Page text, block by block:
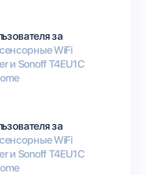
за
WiFi
и Sonoff T4EU1C
за
WiFi
и Sonoff T4EU1C